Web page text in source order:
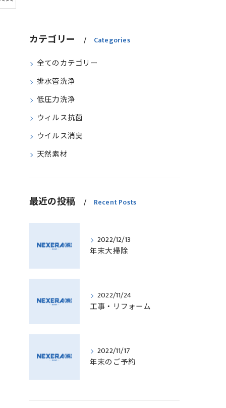
カテゴリー Categories
全てのカテゴリー
排水管洗浄
低圧力洗浄
ウィルス抗菌
ウイルス消臭
天然素材
最近の投稿 Recent Posts
2022/12/13
年末大掃除
2022/11/24
工事・リフォーム
2022/11/17
年末のご予約